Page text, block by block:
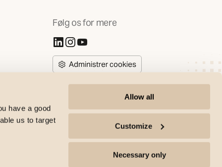
have a good
us to target
Allow all
Customize
Necessary only
Følg os for mere
(Åbner i ny fane)
(Åbner i ny fane)
(Åbner i ny fane)
Administrer cookies
SG Armaturen copyright | All rights reserved © 2017-2026 |